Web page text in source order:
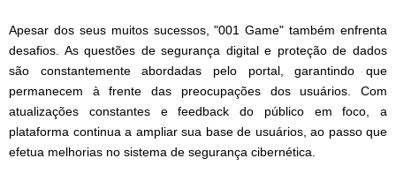
Apesar dos seus muitos sucessos, "001 Game" também enfrenta
desafios. As questões de segurança digital e proteção de dados
são constantemente abordadas pelo portal, garantindo que
permanecem à frente das preocupações dos usuários. Com
atualizações constantes e feedback do público em foco, a
plataforma continua a ampliar sua base de usuários, ao passo que
efetua melhorias no sistema de segurança cibernética.